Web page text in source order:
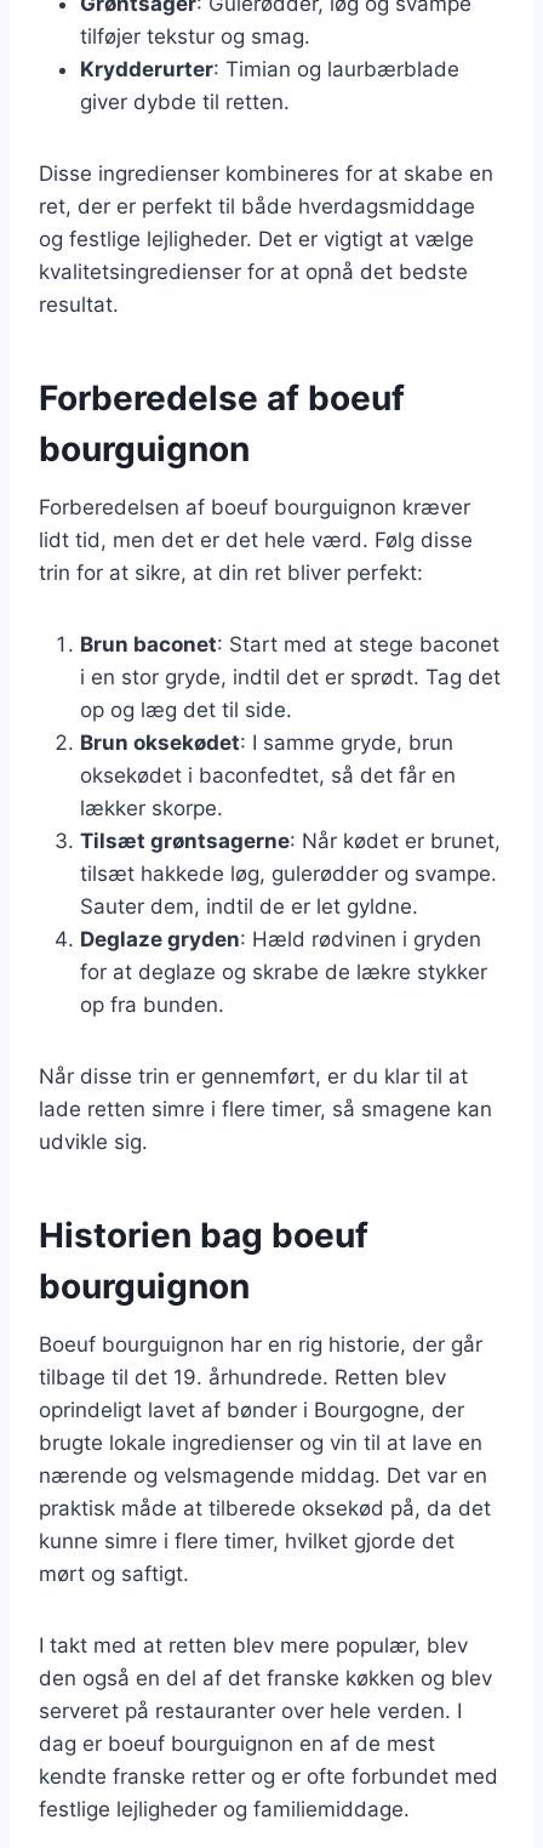
tilføjer tekstur og smag.
Krydderurter: Timian og laurbærblade
giver dybde til retten.
Disse ingredienser kombineres for at skabe en
ret, der er perfekt til både hverdagsmiddage
og festlige lejligheder. Det er vigtigt at vælge
kvalitetsingredienser for at opnå det bedste
resultat.
Forberedelse af boeuf
bourguignon
Forberedelsen af boeuf bourguignon kræver
lidt tid, men det er det hele værd. Følg disse
trin for at sikre, at din ret bliver perfekt:
Brun baconet: Start med at stege baconet
i en stor gryde, indtil det er sprødt. Tag det
op og læg det til side.
Brun oksekødet: I samme gryde, brun
oksekødet i baconfedtet, så det får en
lækker skorpe.
Tilsæt grøntsagerne: Når kødet er brunet,
tilsæt hakkede løg, gulerødder og svampe.
Sauter dem, indtil de er let gyldne.
Deglaze gryden: Hæld rødvinen i gryden
for at deglaze og skrabe de lækre stykker
op fra bunden.
Når disse trin er gennemført, er du klar til at
lade retten simre i flere timer, så smagene kan
udvikle sig.
Historien bag boeuf
bourguignon
Boeuf bourguignon har en rig historie, der går
tilbage til det 19. århundrede. Retten blev
oprindeligt lavet af bønder i Bourgogne, der
brugte lokale ingredienser og vin til at lave en
nærende og velsmagende middag. Det var en
praktisk måde at tilberede oksekød på, da det
kunne simre i flere timer, hvilket gjorde det
mørt og saftigt.
I takt med at retten blev mere populær, blev
den også en del af det franske køkken og blev
serveret på restauranter over hele verden. I
dag er boeuf bourguignon en af de mest
kendte franske retter og er ofte forbundet med
festlige lejligheder og familiemiddage.